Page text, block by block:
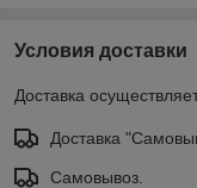
Условия доставки
Доставка
Доставка
Самовывоз.